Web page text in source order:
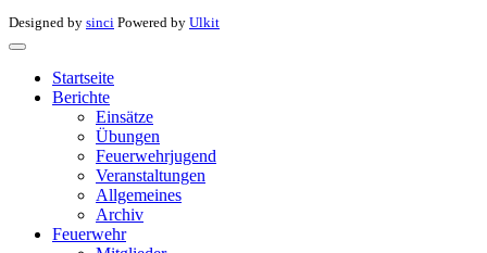
Designed by sinci Powered by Ulkit
Startseite
Berichte
Einsätze
Übungen
Feuerwehrjugend
Veranstaltungen
Allgemeines
Archiv
Feuerwehr